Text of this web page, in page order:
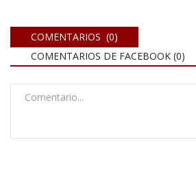
COMENTARIOS (0)
COMENTARIOS DE FACEBOOK (0)